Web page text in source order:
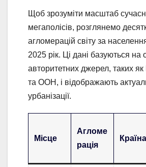
Щоб зрозуміти масштаб
мегаполісів, розглянемо
агломерацій світу за
2025 рік. Ці дані базуються на
авторитетних джерел, таких
та ООН, і відображають
урбанізації.
Місце
Агломе
рація
Країна